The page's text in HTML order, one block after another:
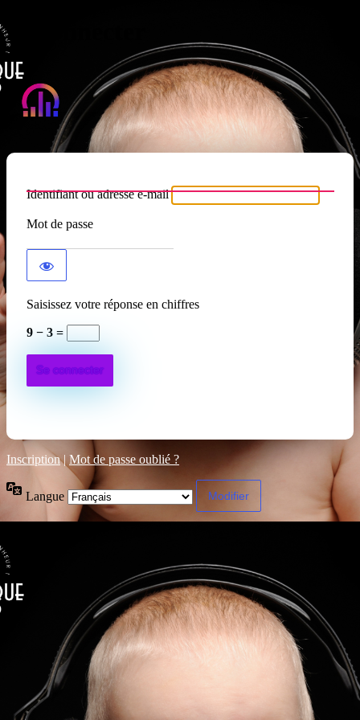
Se connecter
Atypique RADIO
Identifiant ou adresse e-mail
Mot de passe
Saisissez votre réponse en chiffres
9 − 3 =
Inscription| Mot de passe oublié ?
Langue